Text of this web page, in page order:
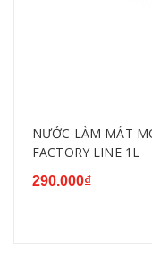
NƯỚC LÀM MÁT
FACTORY LINE 1L
290.000₫